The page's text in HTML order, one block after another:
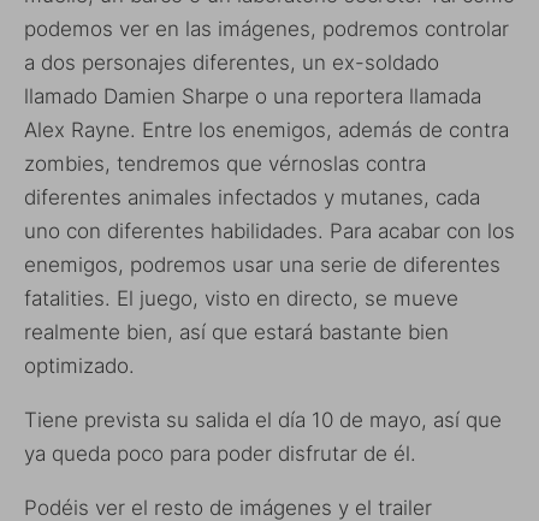
podemos ver en las imágenes, podremos controlar
a dos personajes diferentes, un ex-soldado
llamado Damien Sharpe o una reportera llamada
Alex Rayne. Entre los enemigos, además de contra
zombies, tendremos que vérnoslas contra
diferentes animales infectados y mutanes, cada
uno con diferentes habilidades. Para acabar con los
enemigos, podremos usar una serie de diferentes
fatalities. El juego, visto en directo, se mueve
realmente bien, así que estará bastante bien
optimizado.
Tiene prevista su salida el día 10 de mayo, así que
ya queda poco para poder disfrutar de él.
Podéis ver el resto de imágenes y el trailer